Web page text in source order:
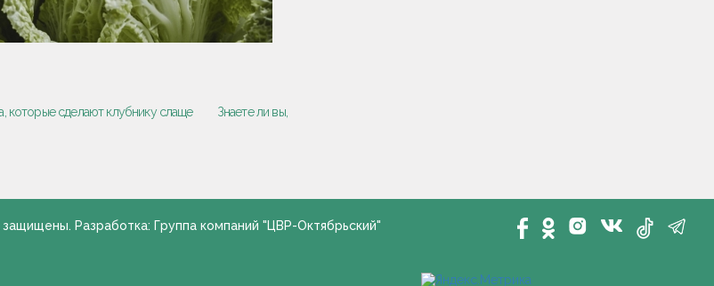
которые сделают клубнику слаще
Знаете ли вы,
Разработка: Группа компаний "ЦВР-Октябрьский"